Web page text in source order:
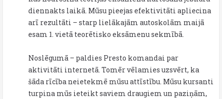
diennakts laikā. Mūsu pieejas efektivitāti apliecina
arī rezultāti – starp lielākajām autoskolām maijā
esam 1. vietā teorētisko eksāmenu sekmībā.
Noslēgumā – paldies Presto komandai par
aktivitāti internetā. Tomēr vēlamies uzsvērt, ka
šāda rīcība neietekmē mūsu attīstību. Mūsu kursanti
turpina mūs ieteikt saviem draugiem un paziņām,